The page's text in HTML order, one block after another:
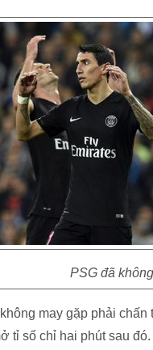
PSG đã
may gặp phải
tỉ số chỉ hai phút sau